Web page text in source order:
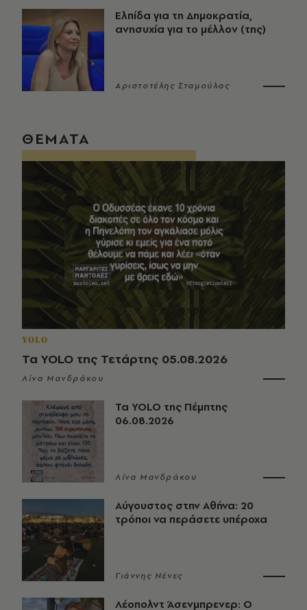
Ελπίδα για τη Δημοκρατία,
ανησυχία για το μέλλον (της)
Αριστοτέλης Σταμούλας
ΘΕΜΑΤΑ
YOLO
Τα YOLO της Τετάρτης 05.08.2026
Λίνα Μανδράκου
Τα YOLO της Πέμπτης
06.08.2026
Λίνα Μανδράκου
Αύγουστος στην Αθήνα: 20
τρόποι να περάσετε υπέροχα
Γιάννης Νένες
Λέοπολντ Άσενμπρενερ: Ο